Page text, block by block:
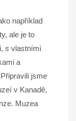
například
ale je to
s vlastními
a
jsme
v Kanadě,
Muzea